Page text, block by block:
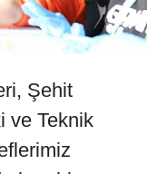
Şehit
ve Teknik